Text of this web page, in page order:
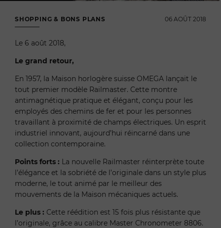
SHOPPING & BONS PLANS 06 AOÛT 2018
Le 6 août 2018,
Le grand retour,
En 1957, la Maison horlogère suisse OMEGA lançait le
tout premier modèle Railmaster. Cette montre
antimagnétique pratique et élégant, conçu pour les
employés des chemins de fer et pour les personnes
travaillant à proximité de champs électriques. Un esprit
industriel innovant, aujourd’hui réincarné dans une
collection contemporaine.
Points forts : La nouvelle Railmaster réinterprète toute
l’élégance et la sobriété de l’originale dans un style plus
moderne, le tout animé par le meilleur des
mouvements de la Maison mécaniques actuels.
Le plus : Cette réédition est 15 fois plus résistante que
l’originale, grâce au calibre Master Chronometer 8806.